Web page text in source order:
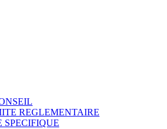
REGLEMENTAIRE